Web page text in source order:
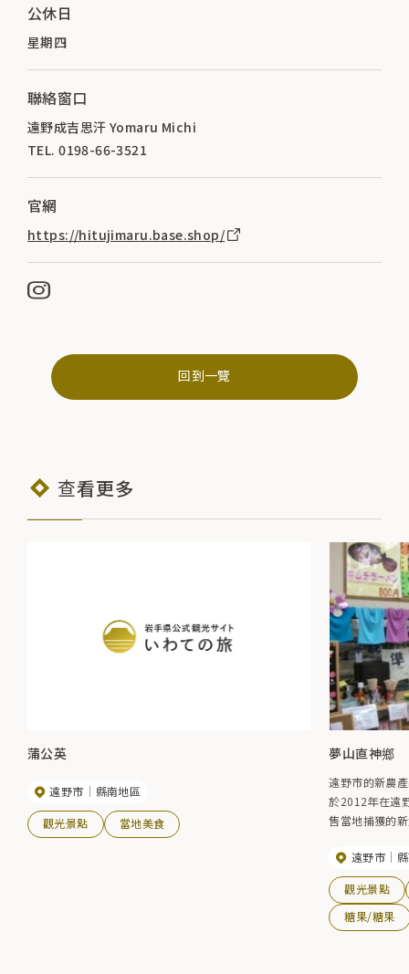
公休日
星期四
聯絡窗口
遠野成吉思汗 Yomaru Michi
TEL. 0198-66-3521
官網
https://hitujimaru.base.shop/
回到一覽
查看更多
蒲公英
遠野市 縣南地區
觀光景點 當地美食
夢山直神鄉
遠野市的新農
於2012年在遠
售當地捕獲的
遠野市
觀光景點
糖果/糖果